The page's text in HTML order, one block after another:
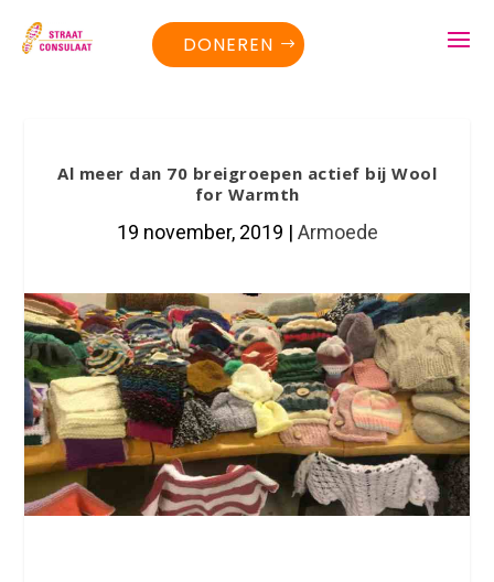
DONEREN
Al meer dan 70 breigroepen actief bij Wool
for Warmth
19 november, 2019 | Armoede